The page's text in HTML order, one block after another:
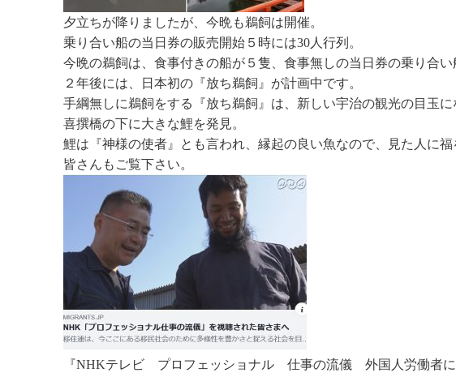
夕立ちが降りましたが、今晩も鵜飼は開催。
乗り合い船の当日券の販売開始５時には30人行列。
今晩の鵜飼は、食事付きの船が５隻、食事無しの当日券の乗り合い
２年後には、日本初の『放ち鵜飼』が計画中です。
手綱無しに鵜飼をする『放ち鵜飼』は、新しい宇治の観光の目玉に
喜撰橋の下に大きな鯉を発見。
鯉は『神様の使者』とも言われ、縁起の良い魚なので、見た人に福
皆さんもご覧下さい。
『NHKテレビ プロフェッショナル 仕事の流儀 外国人労働者